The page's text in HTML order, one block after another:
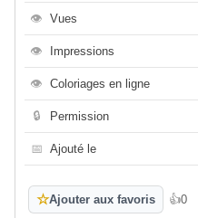
👁 Vues
👁 Impressions
👁 Coloriages en ligne
🔒 Permission
📅 Ajouté le
☆Ajouter aux favoris 👍0
J'aime